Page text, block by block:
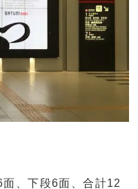
、下段6面、合計12